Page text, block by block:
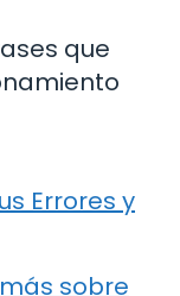
que
Errores y
sobre